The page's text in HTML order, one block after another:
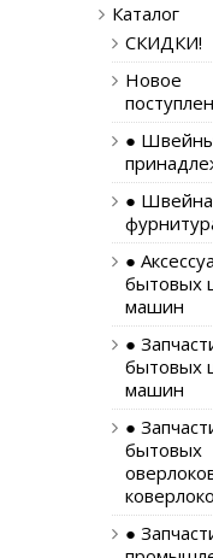
Каталог
СКИДКИ!
Новое
●
●
●
бытовых
машин
●
бытовых
машин
●
бытовых
●